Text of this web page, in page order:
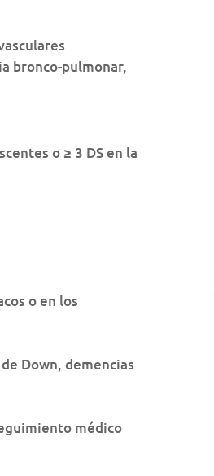
bronco-pulmonar,
o ≥ 3 DS en la
o en los
Down, demencias
médico